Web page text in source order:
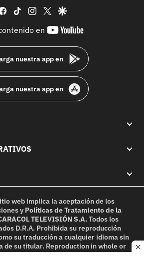
facebook
tiktok instagram
twittergoogle
en
youtube-
nuestra app en
nuestra app en
web implica la aceptación de los
y Políticas de Tratamiento de la
TELEVISIÓN S.A.Todos los
D.R.A. Prohibida su reproducción
su traducción a cualquier idioma sin
de su titular. Reproduction in whole or
without written permission is